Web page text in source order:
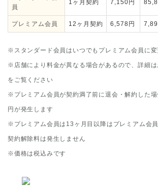
員
1ヶ月契約 7,150円
プレミアム会員 12ヶ月契約 6,578円
※スタンダード会員はいつでもプレミアム会員に変
※店舗により料金が異なる場合があるので、詳細
をご覧ください
※プレミアム会員が契約満了前に退会・解約した
円が発生します
※プレミアム会員は13ヶ月目以降はプレミアム会員
契約解除料は発生しません
※価格は税込みです